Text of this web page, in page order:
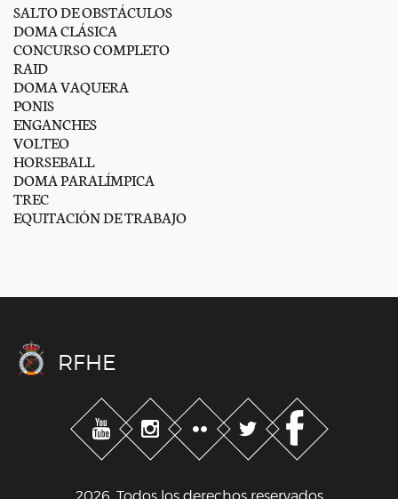
SALTO DE OBSTÁCULOS
DOMA CLÁSICA
CONCURSO COMPLETO
RAID
DOMA VAQUERA
PONIS
ENGANCHES
VOLTEO
HORSEBALL
DOMA PARALÍMPICA
TREC
EQUITACIÓN DE TRABAJO
RFHE